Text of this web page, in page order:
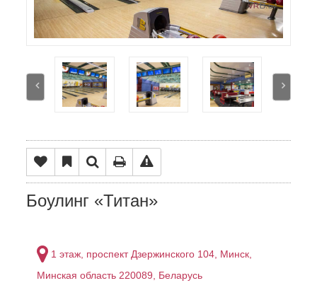
Боулинг «Титан»
1 этаж, проспект Дзержинского 104, Минск,
Минская область 220089, Беларусь